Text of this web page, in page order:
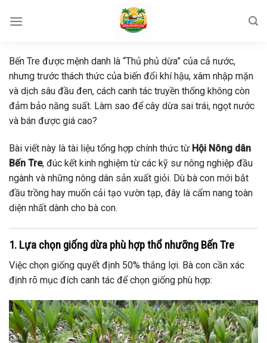
Bến Tre được mệnh danh là “Thủ phủ dừa” của cả nước,
nhưng trước thách thức của biến đổi khí hậu, xâm nhập mặn
và dịch sâu đầu đen, cách canh tác truyền thống không còn
đảm bảo năng suất. Làm sao để cây dừa sai trái, ngọt nước
và bán được giá cao?
Bài viết này là tài liệu tổng hợp chính thức từ Hội Nông dân
Bến Tre, đúc kết kinh nghiệm từ các kỹ sư nông nghiệp đầu
ngành và những nông dân sản xuất giỏi. Dù bà con mới bắt
đầu trồng hay muốn cải tạo vườn tạp, đây là cẩm nang toàn
diện nhất dành cho bà con.
1. Lựa chọn giống dừa phù hợp thổ nhưỡng Bến Tre
Việc chọn giống quyết định 50% thắng lợi. Bà con cần xác
định rõ mục đích canh tác để chọn giống phù hợp: